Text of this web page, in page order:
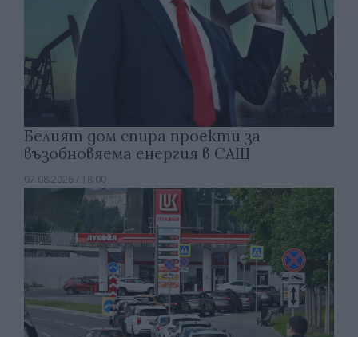
Белият дом спира проекти за
възобновяема енергия в САЩ
07.08.2026 / 18:00